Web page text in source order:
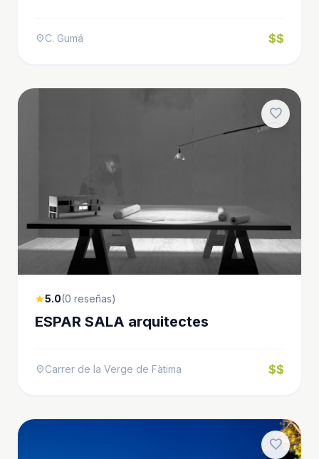
location_onC. Gumá $$
favorite
star5.0(0 reseñas)
ESPAR SALA arquitectes
location_onCarrer de la Verge de Fàtima $$
favorite